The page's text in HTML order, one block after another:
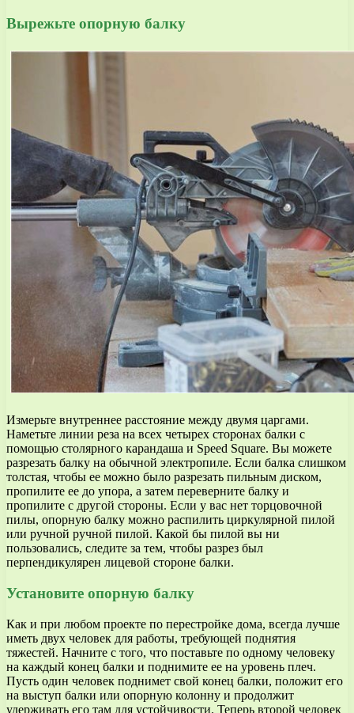
Вырежьте опорную балку
Измерьте внутреннее расстояние между двумя царгами.
Наметьте линии реза на всех четырех сторонах балки с
помощью столярного карандаша и Speed Square. Вы можете
разрезать балку на обычной электропиле. Если балка слишком
толстая, чтобы ее можно было разрезать пильным диском,
пропилите ее до упора, а затем переверните балку и
пропилите с другой стороны. Если у вас нет торцовочной
пилы, опорную балку можно распилить циркулярной пилой
или ручной ручной пилой. Какой бы пилой вы ни
пользовались, следите за тем, чтобы разрез был
перпендикулярен лицевой стороне балки.
Установите опорную балку
Как и при любом проекте по перестройке дома, всегда лучше
иметь двух человек для работы, требующей поднятия
тяжестей. Начните с того, что поставьте по одному человеку
на каждый конец балки и поднимите ее на уровень плеч.
Пусть один человек поднимет свой конец балки, положит его
на выступ балки или опорную колонну и продолжит
удерживать его там для устойчивости. Теперь второй человек